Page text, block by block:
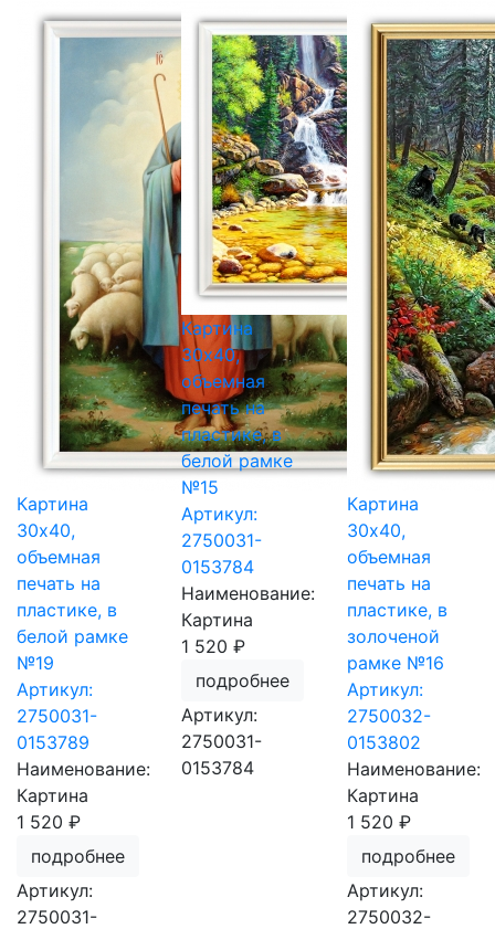
Картина
30х40,
объемная
печать на
пластике, в
белой рамке
№19
Артикул:
2750031-
0153789
Наименование:
Картина
1 520 ₽
подробнее
Артикул:
2750031-
Картина
30х40,
объемная
печать на
пластике, в
белой рамке
№15
Артикул:
2750031-
0153784
Наименование:
Картина
1 520 ₽
подробнее
Артикул:
2750031-
0153784
Картина
30х40,
объемная
печать на
пластике, в
золоченой
рамке №16
Артикул:
2750032-
0153802
Наименование:
Картина
1 520 ₽
подробнее
Артикул:
2750032-